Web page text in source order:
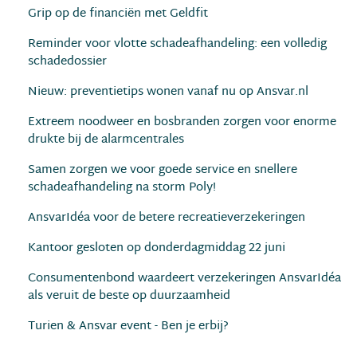
Grip op de financiën met Geldfit
Reminder voor vlotte schadeafhandeling: een volledig
schadedossier
Nieuw: preventietips wonen vanaf nu op Ansvar.nl
Extreem noodweer en bosbranden zorgen voor enorme
drukte bij de alarmcentrales
Samen zorgen we voor goede service en snellere
schadeafhandeling na storm Poly!
AnsvarIdéa voor de betere recreatieverzekeringen
Kantoor gesloten op donderdagmiddag 22 juni
Consumentenbond waardeert verzekeringen AnsvarIdéa
als veruit de beste op duurzaamheid
Turien & Ansvar event - Ben je erbij?